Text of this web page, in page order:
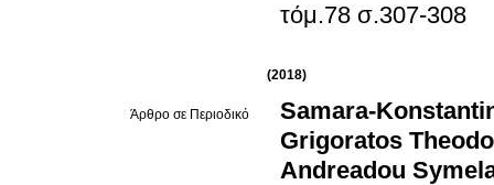
τόμ.78 σ.307-308
(2018)
Άρθρο σε Περιοδικό
Samara-
Grigoratos
Andreadou